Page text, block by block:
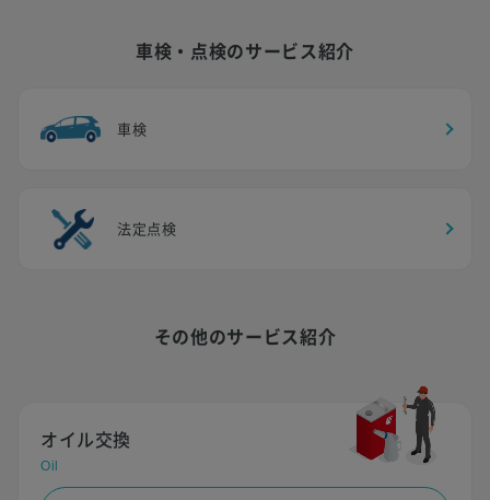
車検・点検のサービス紹介
車検
法定点検
その他のサービス紹介
オイル交換
Oil